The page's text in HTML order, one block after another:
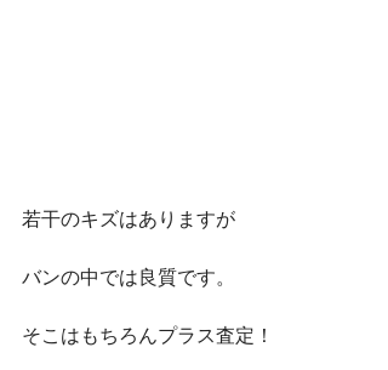
若干のキズはありますが
バンの中では良質です。
そこはもちろんプラス査定！